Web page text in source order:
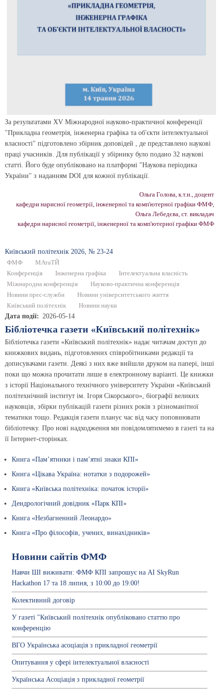
За результатами ХV Міжнародної науково-практичної конференції
"Прикладна геометрія, інженерна графіка та об'єкти інтелектуальної
власності" підготовлено збірник доповідей , де представлено наукові
праці учасників. Для публікації у збірнику було подано 32 наукові
статті. Його буде опубліковано на платформі "Наукова періодика
України" з наданням DOI для кожної публікації.
Ольга Голова, к.т.н., доцент
кафедри нарисної геометрії, інженерної та комп'ютерної графіки ФМФ,
Ольга Лебедєва, ст. викладач
кафедри нарисної геометрії, інженерної та комп'ютерної графіки ФМФ
Київський полiтехнiк 2026, № 23-24
ФМФ
МАтаТЙ
Конференція
Інженерна графіка
Інтелектуальна власність
Міжнародна конференція
Науково-практична конференція
Новини прес-служби
Новини університетського життя
Київський політехнік
Новини науки
Дата події 2026-05-14
Бібліотечка газети «Київський політехнік»
Бібліотечка газети «Київський політехнік» надає читачам доступ до
книжкових видань, підготовлених співробітниками редакції та
дописувачами газети. Деякі з них вже вийшли друком на папері, інші
поки що можна прочитати лише в електронному варіанті. Це книжки
з історії Національного технічного університету України «Київський
політехнічний інститут ім. Ігоря Сікорського», біографії великих
науковців, збірки публікацій газети різних років з різноманітної
тематики тощо. Редакція газети планує час від часу поповнювати
бібліотечку. Про нові надходження ми повідомлятимемо в газеті та на
її Інтернет-сторінках.
Книга «Пам’ятники і пам’ятні знаки КПІ»
Книга «Цікава Україна: нотатки з подорожей»
Книга «Київська політехніка: початок історії»
Дендрологічний довідник «Парк КПІ»
Книга «Незбагненний Леонардо»
Книга «Про філософів, учених, винахідників»
Новини сайтів ФМФ
Навчи ШІ виживати: ФМФ КПІ запрошує на AI SkyRun
Hackathon 17 та 18 липня, з 10:00 до 19:00!
Колективний договiр
У газеті "Київський політехнік опубліковано статтю про
конференцію
ВГО Українська асоціація з прикладної геометрії
Опитування у сфері інтелектуальної власності
Українська Асоціація з прикладної геометрії